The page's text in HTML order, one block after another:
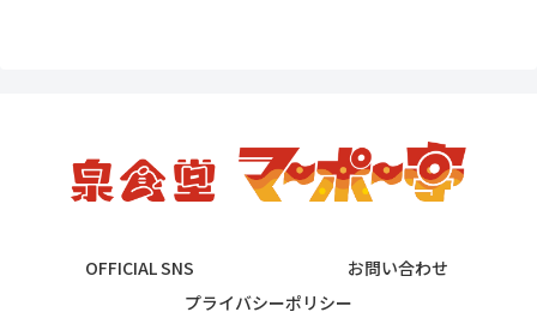
OFFICIAL SNS
お問い合わせ
プライバシーポリシー